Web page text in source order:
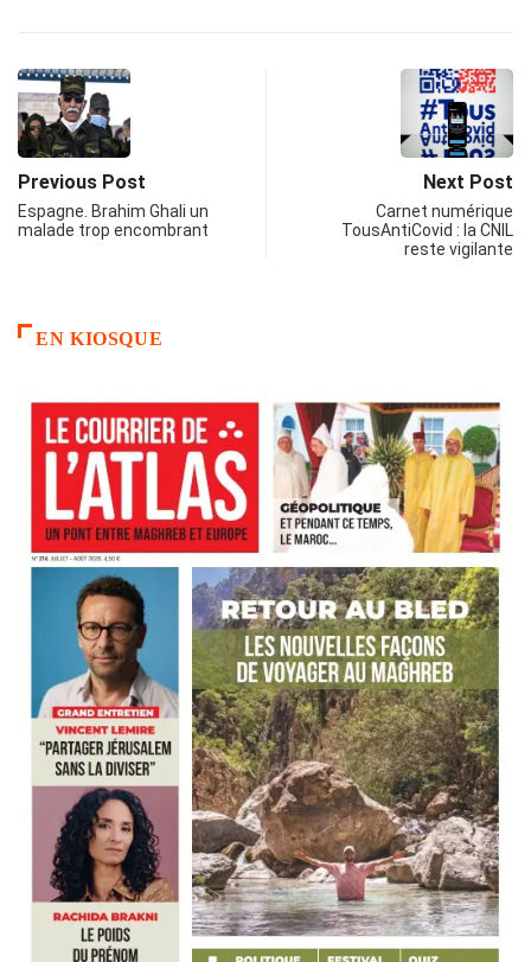
Previous Post
Espagne. Brahim Ghali un
malade trop encombrant
Next Post
Carnet numérique
TousAntiCovid : la CNIL
reste vigilante
EN KIOSQUE